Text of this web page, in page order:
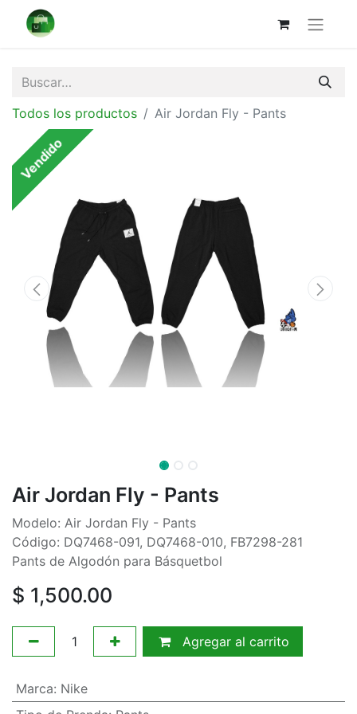
Todos los productos Air Jordan Fly - Pants
Vendido
Air Jordan Fly - Pants
Modelo: Air Jordan Fly - Pants
Código: DQ7468-091, DQ7468-010, FB7298-281
Pants de Algodón para Básquetbol
$ 1,500.00
Agregar al carrito
Marca: Nike